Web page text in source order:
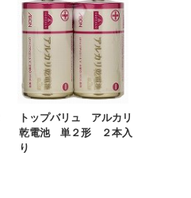
トップバリュ アルカリ
乾電池 単２形 ２本入
り